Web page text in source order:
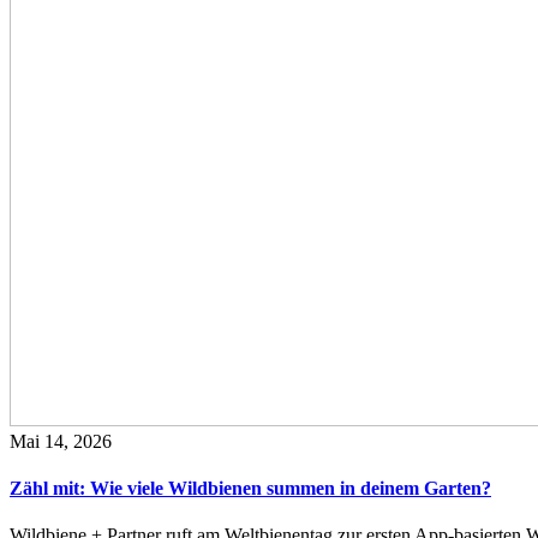
Mai 14, 2026
Zähl mit: Wie viele Wildbienen summen in deinem Garten?